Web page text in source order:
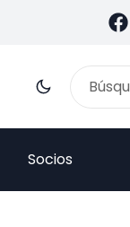
Socios